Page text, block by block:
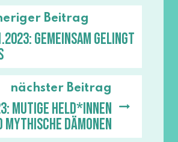
Beitrag
Gemeinsam gelingt
nächster Beitrag
Mutige Held*innen
mythische Dämonen